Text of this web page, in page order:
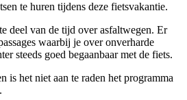
te huren tijdens deze fietsvakantie.
deel van de tijd over asfaltwegen. Er
waarbij je over onverharde
steeds goed begaanbaar met de fiets.
is het niet aan te raden het programma